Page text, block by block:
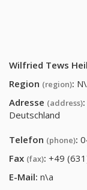
Wilfried Tews
Region (region):
Adresse (address):
Deutschland
Telefon (phone):
Fax (fax): +49
E-Mail: n\a